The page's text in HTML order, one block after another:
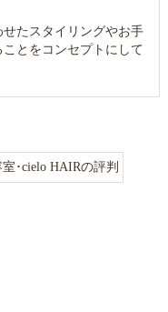
たスタイリングやお手
ことをコンセプトにして
･cielo HAIRの評判